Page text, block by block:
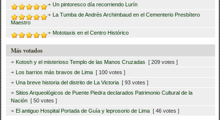
Un pintoresco día recorriendo Lurín
La Tumba de Andrés Archimbaud en el Cementerio Presbítero
Maestro
Mototaxis en el Centro Histórico
Más votados
Kotosh y el misterioso Templo de las Manos Cruzadas [ 209 votes ]
Los barrios más bravos de Lima [ 100 votes ]
Una breve historia del distrito de La Victoria [ 93 votes ]
Sitios Arqueológicos de Puente Piedra declarados Patrimonio Cultural de la
Nación [ 50 votes ]
El antiguo Hospital Portada de Guía y leprosorio de Lima [ 46 votes ]